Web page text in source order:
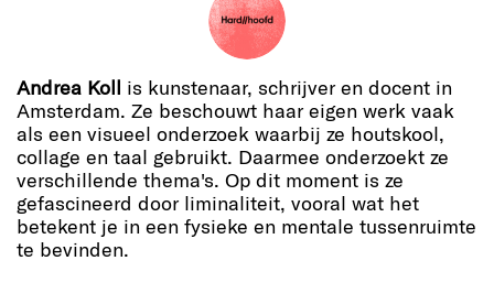
Andrea Koll is kunstenaar, schrijver en docent in
Amsterdam. Ze beschouwt haar eigen werk vaak
als een visueel onderzoek waarbij ze houtskool,
collage en taal gebruikt. Daarmee onderzoekt ze
verschillende thema's. Op dit moment is ze
gefascineerd door liminaliteit, vooral wat het
betekent je in een fysieke en mentale tussenruimte
te bevinden.